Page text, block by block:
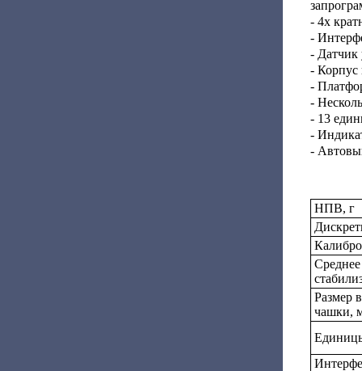
- 4х
-
- Датчик
- Корпус
-
-
- 13
-
-
НПВ, г
Размер
чашки,